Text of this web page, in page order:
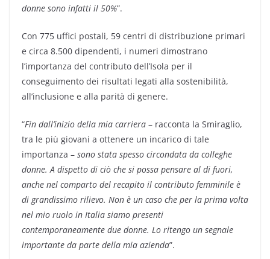
donne sono infatti il 50%”.
Con 775 uffici postali, 59 centri di distribuzione primari
e circa 8.500 dipendenti, i numeri dimostrano
l’importanza del contributo dell’Isola per il
conseguimento dei risultati legati alla sostenibilità,
all’inclusione e alla parità di genere.
“Fin dall’inizio della mia carriera – racconta la Smiraglio,
tra le più giovani a ottenere un incarico di tale
importanza – sono stata spesso circondata da colleghe
donne. A dispetto di ciò che si possa pensare al di fuori,
anche nel comparto del recapito il contributo femminile è
di grandissimo rilievo. Non è un caso che per la prima volta
nel mio ruolo in Italia siamo presenti
contemporaneamente due donne. Lo ritengo un segnale
importante da parte della mia azienda”.